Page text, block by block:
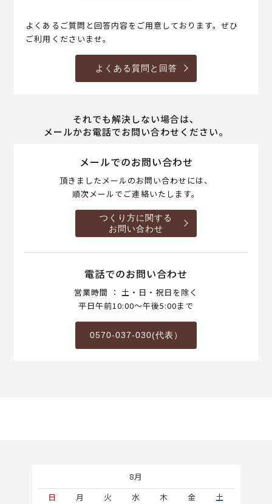
よくあるご質問と回答内容をご用意しております。ぜひ
ご利用くださいませ。
よくある質問と回答
それでも解決しない場合は、
メールかお電話でお問い合わせください。
メールでのお問い合わせ
頂きましたメールのお問い合わせには、
順次メールでご連絡いたします。
つくり方に関する
お問い合わせ
電話でのお問い合わせ
営業時間 ： 土・日・祝日を除く
平日午前10:00～午後5:00まで
0570-037-030(代表）
8月
日
月 火 水 木 金
土